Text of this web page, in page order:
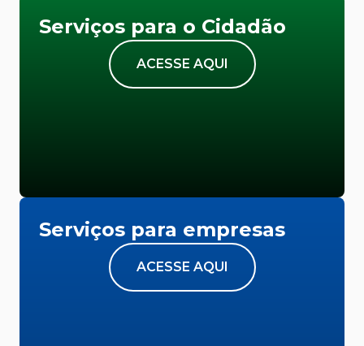
Serviços para o Cidadão
ACESSE AQUI
Serviços para empresas
ACESSE AQUI